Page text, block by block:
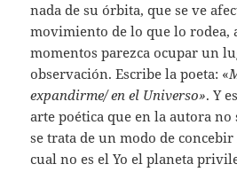
nada de su órbita, que se ve
movimiento de lo que lo rodea,
momentos parezca ocupar un
observación. Escribe la poeta: «
expandirme/ en el Universo». Y
arte poética que en la autora
se trata de un modo de
cual no es el Yo el planeta